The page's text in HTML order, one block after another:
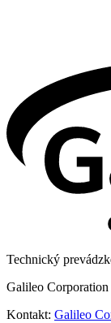
Technický
Galileo
Kontakt: Galileo